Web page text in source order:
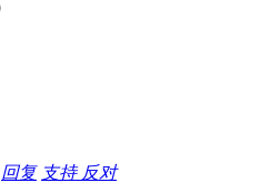
回复 支持 反对